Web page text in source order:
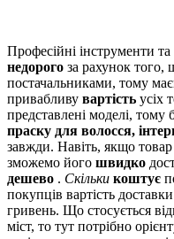
Професійні інструменти
недорого за рахунок
постачальниками, тому
привабливу вартість усіх
представлені моделі, тому
праску для волосся,
завжди. Навіть, якщо
зможемо його швидко
дешево . Скільки коштує
покупців вартість
гривень. Що стосується
міст, то тут потрібно